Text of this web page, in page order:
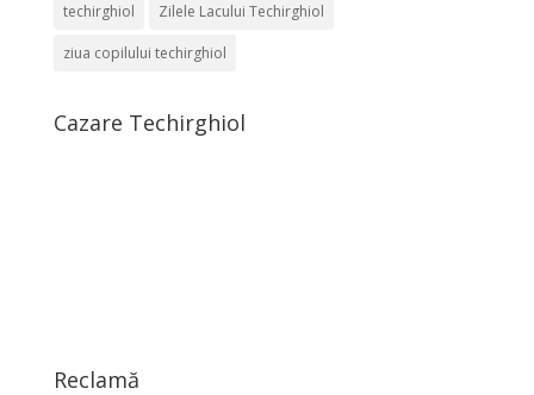
techirghiol Zilele Lacului Techirghiol
ziua copilului techirghiol
Cazare Techirghiol
Reclamă